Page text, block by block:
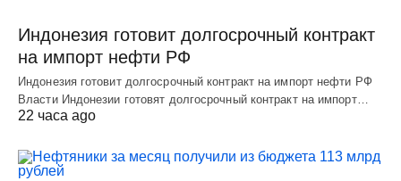
Индонезия готовит долгосрочный контракт
на импорт нефти РФ
Индонезия готовит долгосрочный контракт на импорт нефти РФ
Власти Индонезии готовят долгосрочный контракт на импорт…
22 часа ago